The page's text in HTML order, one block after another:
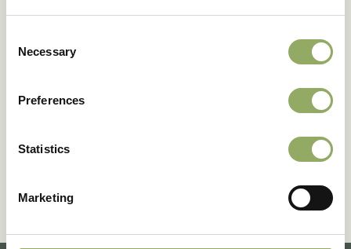
Selection
Necessary
Preferences
Statistics
Marketing